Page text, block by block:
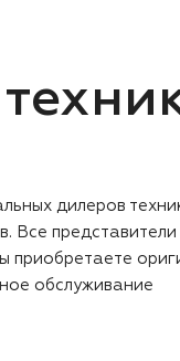
дилеров
Все
приобретаете
обслуживание